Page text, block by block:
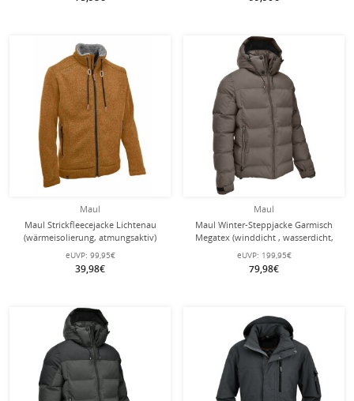
Maul
Maul Strickfleecejacke Lichtenau
(wärmeisolierung, atmungsaktiv)
orange/braun Herren
eUVP: 99,95€
39,98€
Maul
Maul Winter-Steppjacke Garmisch
Megatex (winddicht , wasserdicht,
hohe Wärmeisolierung) braun
Herren
eUVP: 199,95€
79,98€